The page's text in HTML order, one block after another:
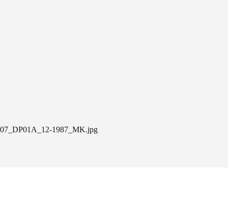
07_DP01A_12-1987_MK.jpg